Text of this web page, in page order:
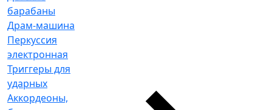
барабаны
Драм-машина
Перкуссия
электронная
Триггеры для
ударных
Аккордеоны,